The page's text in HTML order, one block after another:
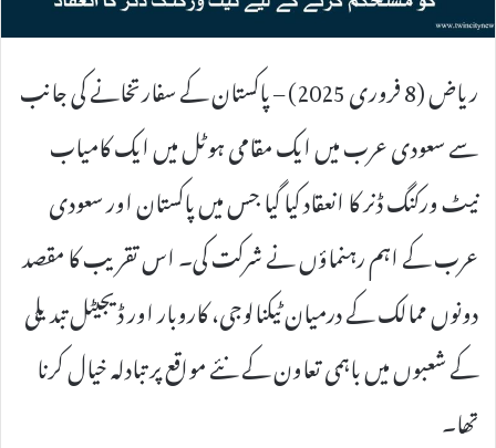
ریاض (8 فروری 2025) – پاکستان کے سفارتخانے کی جانب
سے سعودی عرب میں ایک مقامی ہوٹل میں ایک کامیاب
نیٹ ورکنگ ڈنر کا انعقاد کیا گیا جس میں پاکستان اور سعودی
عرب کے اہم رہنماؤں نے شرکت کی۔ اس تقریب کا مقصد
دونوں ممالک کے درمیان ٹیکنالوجی، کاروبار اور ڈیجیٹل تبدیلی
کے شعبوں میں باہمی تعاون کے نئے مواقع پر تبادلہ خیال کرنا
تھا۔